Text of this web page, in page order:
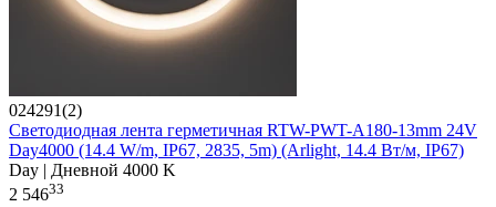
024291(2)
Светодиодная лента герметичная RTW-PWT-A180-13mm 24V
Day4000 (14.4 W/m, IP67, 2835, 5m) (Arlight, 14.4 Вт/м, IP67)
Day | Дневной 4000 K
2 54633